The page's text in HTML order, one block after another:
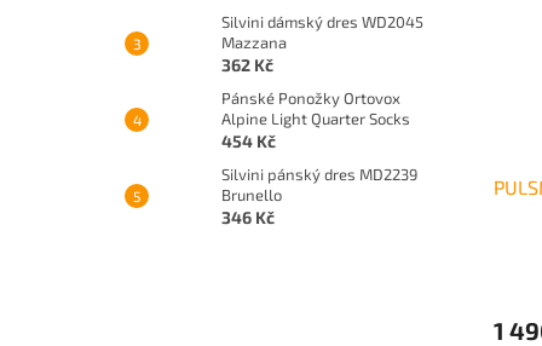
Silvini dámský dres WD2045
Mazzana
362 Kč
Pánské Ponožky Ortovox
Alpine Light Quarter Socks
454 Kč
Silvini pánský dres MD2239
Brunello
346 Kč
1